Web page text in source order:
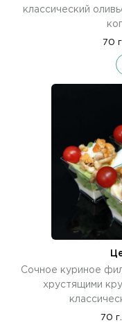
классический
70
Сочное куриное
хрустящими
70 г.